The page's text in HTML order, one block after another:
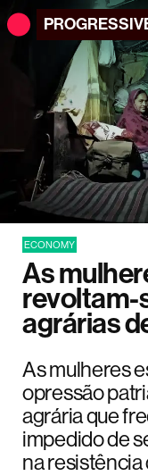
ECONOMY
As
revoltam-
agrárias
As mulheres
opressão
agrária que
impedido de
na